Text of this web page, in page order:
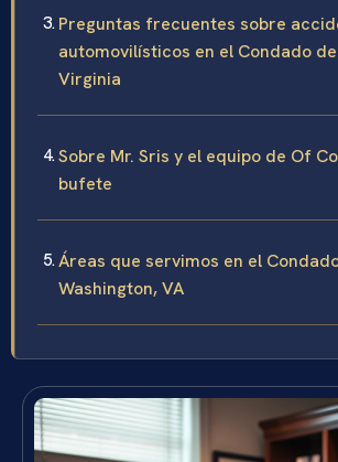
Preguntas frecuentes sobre
automovilísticos en el Condado
Virginia
Sobre Mr. Sris y el equipo de Of
bufete
Áreas que servimos en el
Washington, VA